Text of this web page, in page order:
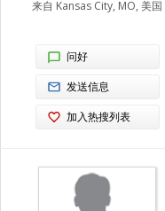
来自 Kansas City, MO, 美国
问好
发送信息
加入热搜列表